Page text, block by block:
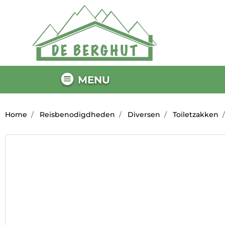
MENU
Home Reisbenodigdheden Diversen Toiletzakken